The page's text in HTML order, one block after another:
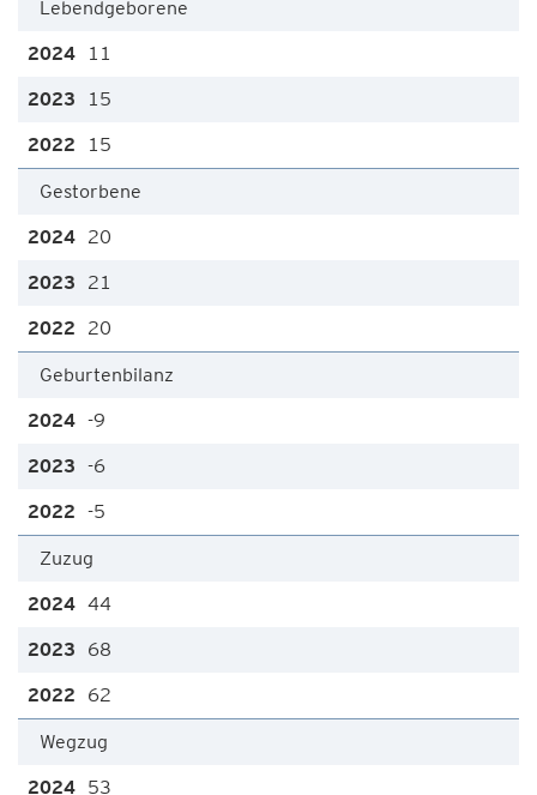
Lebendgeborene
11
15
15
Gestorbene
20
21
20
Geburtenbilanz
-9
-6
-5
Zuzug
44
68
62
Wegzug
53